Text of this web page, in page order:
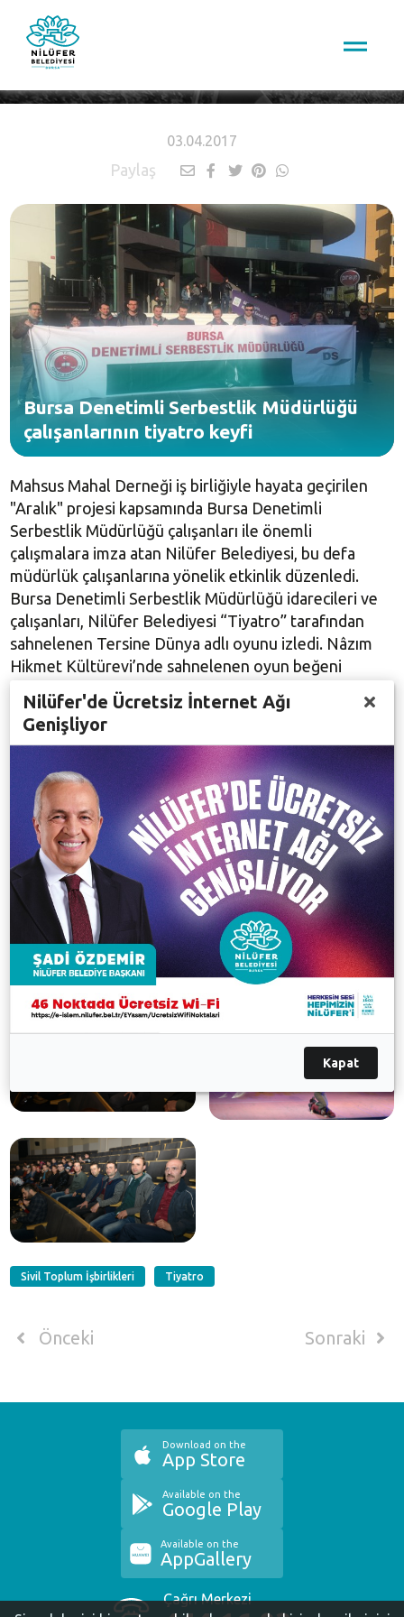
03.04.2017
Paylaş
Bursa Denetimli Serbestlik Müdürlüğü
çalışanlarının tiyatro keyfi
Mahsus Mahal Derneği iş birliğiyle hayata geçirilen
"Aralık" projesi kapsamında Bursa Denetimli
Serbestlik Müdürlüğü çalışanları ile önemli
çalışmalara imza atan Nilüfer Belediyesi, bu defa
müdürlük çalışanlarına yönelik etkinlik düzenledi.
Bursa Denetimli Serbestlik Müdürlüğü idarecileri ve
çalışanları, Nilüfer Belediyesi “Tiyatro” tarafından
sahnelenen Tersine Dünya adlı oyunu izledi. Nâzım
Hikmet Kültürevi’nde sahnelenen oyun beğeni
Bursa Denetimli Serbestlik Müdürlüğü çalışanları,
Engin Alkan’ın yönettiği Tersine Dünya ile tiyatro
keyfi yaşadı. Oyunun sonunda Bursa Denetimli
Serbestlik Müdürlüğü Dış İlişkiler ve Proje Sorumlusu
Şakir Arslan, Nilüfer Belediyesi Sosyal Destek
Hizmetleri Müdürlüğü ve emeği geçenlere teşekkür
etti.
Galeri
Sivil Toplum İşbirlikleri Tiyatro
Önceki Sonraki
Çağrı Merkezi
Download on the
App Store
Available on the
Google Play
Available on the
AppGallery
Nilüfer'de Ücretsiz İnternet Ağı
Genişliyor
Kapat